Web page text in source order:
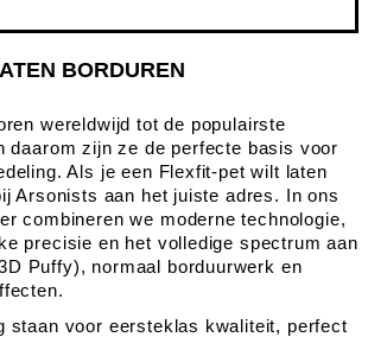
BORDUREN
wereldwijd tot de populairste
daarom zijn ze de perfecte basis voor
Als je een Flexfit-pet wilt laten
Arsonists aan het juiste adres. In ons
combineren we moderne technologie,
precisie en het volledige spectrum aan
Puffy), normaal borduurwerk en
staan voor eersteklas kwaliteit, perfect